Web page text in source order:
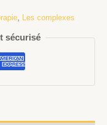
, Les complexes
sécurisé